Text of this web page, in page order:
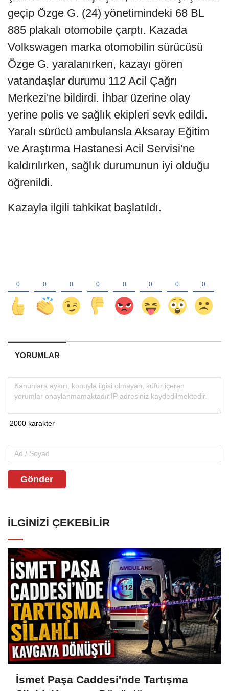
geçip Özge G. (24) yönetimindeki 68 BL
885 plakalı otomobile çarptı. Kazada
Volkswagen marka otomobilin sürücüsü
Özge G. yaralanırken, kazayı gören
vatandaşlar durumu 112 Acil Çağrı
Merkezi'ne bildirdi. İhbar üzerine olay
yerine polis ve sağlık ekipleri sevk edildi.
Yaralı sürücü ambulansla Aksaray Eğitim
ve Araştırma Hastanesi Acil Servisi'ne
kaldırılırken, sağlık durumunun iyi olduğu
öğrenildi.
Kazayla ilgili tahkikat başlatıldı.
YORUMLAR
Gönder
İLGINIZI ÇEKEBILIR
İsmet Paşa Caddesi'nde Tartışma